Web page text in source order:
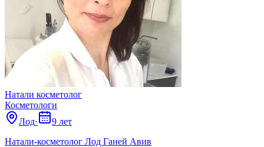
Натали косметолог
Косметологи
Лод·
9 лет
Натали-косметолог Лод Ганей Авив